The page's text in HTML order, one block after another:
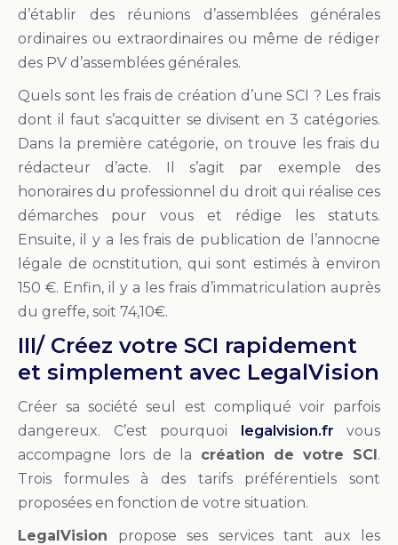
d’établir des réunions d’assemblées générales
ordinaires ou extraordinaires ou même de rédiger
des PV d’assemblées générales.
Quels sont les frais de création d’une SCI ? Les frais
dont il faut s’acquitter se divisent en 3 catégories.
Dans la première catégorie, on trouve les frais du
rédacteur d’acte. Il s’agit par exemple des
honoraires du professionnel du droit qui réalise ces
démarches pour vous et rédige les statuts.
Ensuite, il y a les frais de publication de l’annocne
légale de ocnstitution, qui sont estimés à environ
150 €. Enfin, il y a les frais d’immatriculation auprès
du greffe, soit 74,10€.
III/ Créez votre SCI rapidement
et simplement avec LegalVision
Créer sa société seul est compliqué voir parfois
dangereux. C’est pourquoi legalvision.fr vous
accompagne lors de la création de votre SCI.
Trois formules à des tarifs préférentiels sont
proposées en fonction de votre situation.
LegalVision propose ses services tant aux les